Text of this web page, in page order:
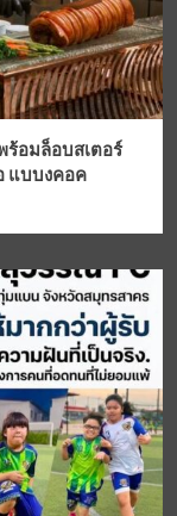
อมล็อบสเตอร์
แบบงคอค